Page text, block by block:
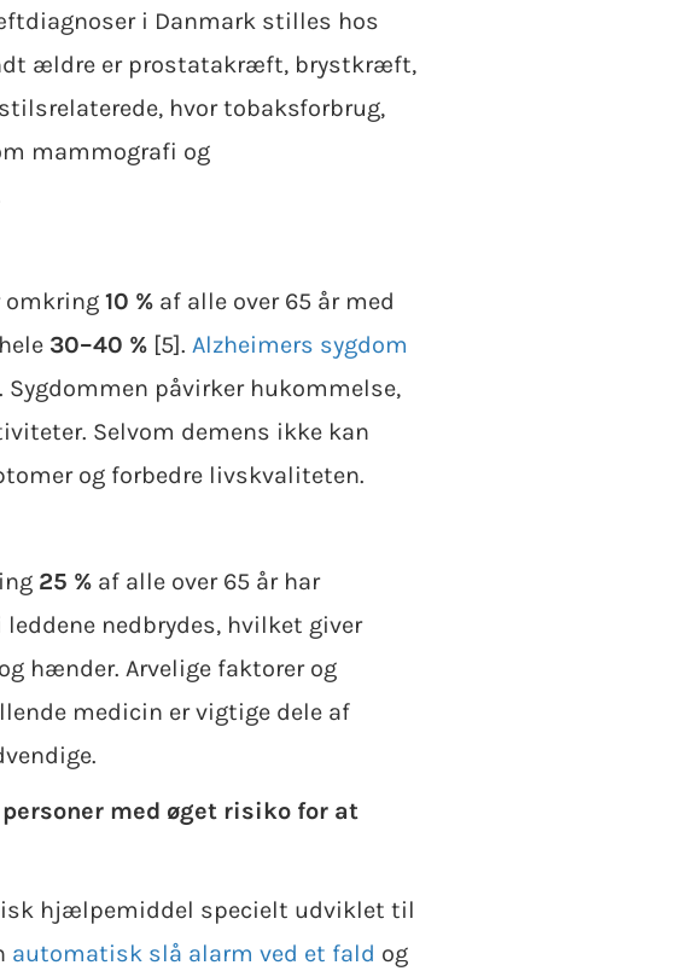
i Danmark stilles hos
ældre er prostatakræft, brystkræft,
hvor tobaksforbrug,
mammografi og
omkring 10 % af alle over 65 år med
30–40 % [5]. Alzheimers sygdom
. Sygdommen påvirker hukommelse,
Selvom demens ikke kan
og forbedre livskvaliteten.
25 % af alle over 65 år har
nedbrydes, hvilket giver
hænder. Arvelige faktorer og
medicin er vigtige dele af
med øget risiko for at
hjælpemiddel specielt udviklet til
automatisk slå alarm ved et fald og